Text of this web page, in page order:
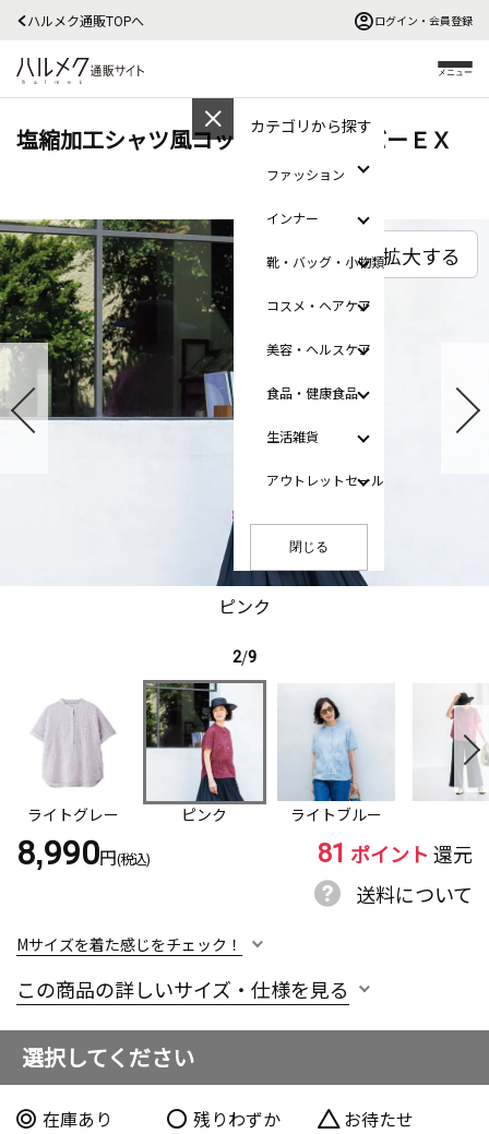
ハルメク通販TOPへ ログイン・会員登録
メニュー
カテゴリから探す
ファッション
インナー
靴・バッグ・小物類
コスメ・ヘアケア
美容・ヘルスケア
食品・健康食品
生活雑貨
アウトレットセール
閉じる
塩縮加工シャツ風コットンプルオーバーＥＸ
ピンク
拡大する
2/9
ライトグレー ピンク ライトブルー
8,990円(税込) 81 ポイント 還元
送料について
Mサイズを着た感じをチェック！
この商品の詳しいサイズ・仕様を見る
選択してください
在庫あり 残りわずか
お待たせ